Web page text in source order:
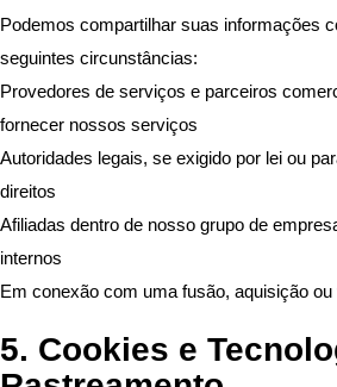
Podemos compartilhar suas informações
seguintes circunstâncias:
Provedores de serviços e parceiros
fornecer nossos serviços
Autoridades legais, se exigido por lei ou
direitos
Afiliadas dentro de nosso grupo de
internos
Em conexão com uma fusão, aquisição
5. Cookies e